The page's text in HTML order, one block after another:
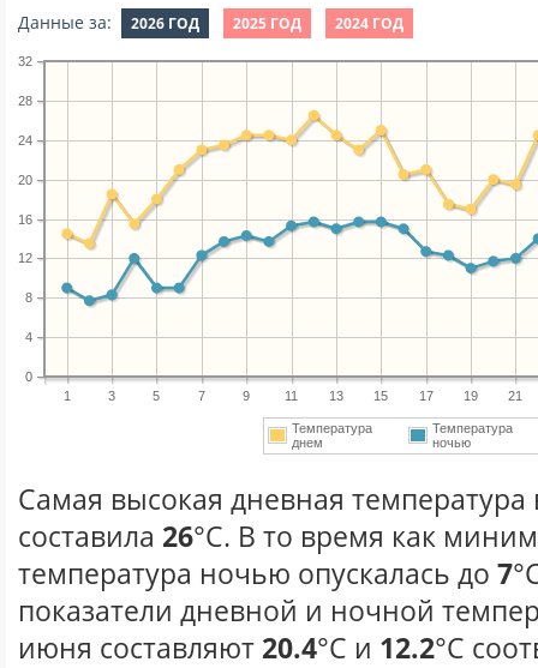
Данные за: 2026 ГОД 2025 ГОД 2024 ГОД
1 3 5 7 9 11 13 15 17 19 21
0
4
8
12
16
20
24
28
32
Температура
днем
Температура
ночью
Самая высокая дневная
составила 26°С. В то время как
температура ночью опускалась до 7
показатели дневной и ночной
июня составляют 20.4°С и 12.2°С